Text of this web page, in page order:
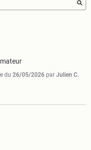
du 26/05/2026 par Julien C.